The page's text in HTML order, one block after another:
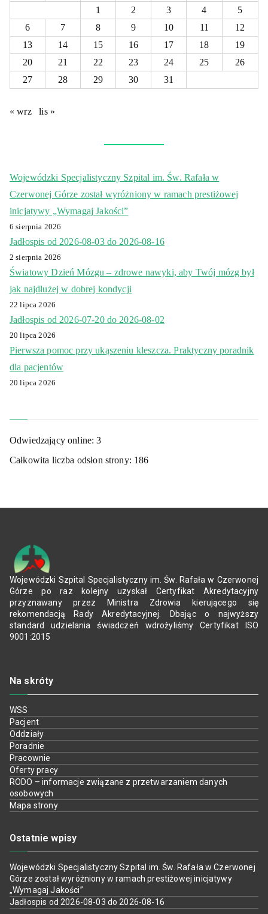
1
2 3 4
5
6
7 8 9 10 11
12
13
14 15 16 17 18
19
20
21 22 23 24 25
26
27
28 29 30 31
« wrz lis »
Wojewódzki Specjalistyczny Szpital im. Św. Rafała w
Czerwonej Górze został wyróżniony w ramach prestiżowej
inicjatywy „Wymagaj Jakości”
6 sierpnia 2026
Jadłospis od 2026-08-03 do 2026-08-16
2 sierpnia 2026
Światowy Dzień Mózgu – zdrowe nawyki, aby Twój mózg był
jak najdłużej w dobrej kondycji
22 lipca 2026
Jadłospis od 2026-07-20 do 2026-08-02
20 lipca 2026
Pierwsza pomoc przy ukąszeniu kleszcza. Praktyczny poradnik
dla pacjentów
20 lipca 2026
Odwiedzający online:3
Całkowita liczba odsłon strony: 186
Wojewódzki Szpital Specjalistyczny im. Św. Rafała w Czerwonej
Górze po raz kolejny uzyskał Certyfikat Akredytacyjny
przyznawany przez Ministra Zdrowia kierującego się
rekomendacją Rady Akredytacyjnej. Dbając o najwyższy
standard udzielania świadczeń wdrożyliśmy Certyfikat ISO
9001:2015
Na skróty
WSS
Pacjent
Oddziały
Poradnie
Pracownie
Oferty pracy
RODO – informacje związane z przetwarzaniem danych
osobowych
Mapa strony
Ostatnie wpisy
Wojewódzki Specjalistyczny Szpital im. Św. Rafała w Czerwonej
Górze został wyróżniony w ramach prestiżowej inicjatywy
„Wymagaj Jakości”
Jadłospis od 2026-08-03 do 2026-08-16